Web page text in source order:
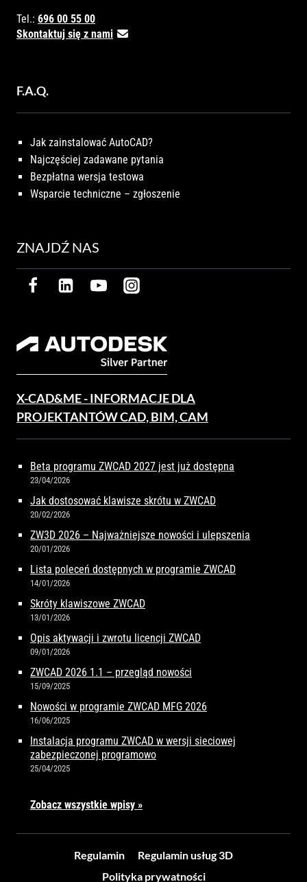
Tel.: 696 00 55 00
Skontaktuj się z nami
F.A.Q.
Jak zainstalować AutoCAD?
Najczęściej zadawane pytania
Bezpłatna wersja testowa
Wsparcie techniczne – zgłoszenie
ZNAJDŹ NAS
X-CAD&ME - INFORMACJE DLA
PROJEKTANTÓW CAD, BIM, CAM
Beta programu ZWCAD 2027 jest już dostępna
23/04/2026
Jak dostosować klawisze skrótu w ZWCAD
20/02/2026
ZW3D 2026 – Najważniejsze nowości i ulepszenia
20/01/2026
Lista poleceń dostępnych w programie ZWCAD
14/01/2026
Skróty klawiszowe ZWCAD
13/01/2026
Opis aktywacji i zwrotu licencji ZWCAD
09/01/2026
ZWCAD 2026 1.1 – przegląd nowości
15/09/2025
Nowości w programie ZWCAD MFG 2026
16/06/2025
Instalacja programu ZWCAD w wersji sieciowej
zabezpieczonej programowo
25/04/2025
Zobacz wszystkie wpisy »
Regulamin
Regulamin usług 3D
Polityka prywatności